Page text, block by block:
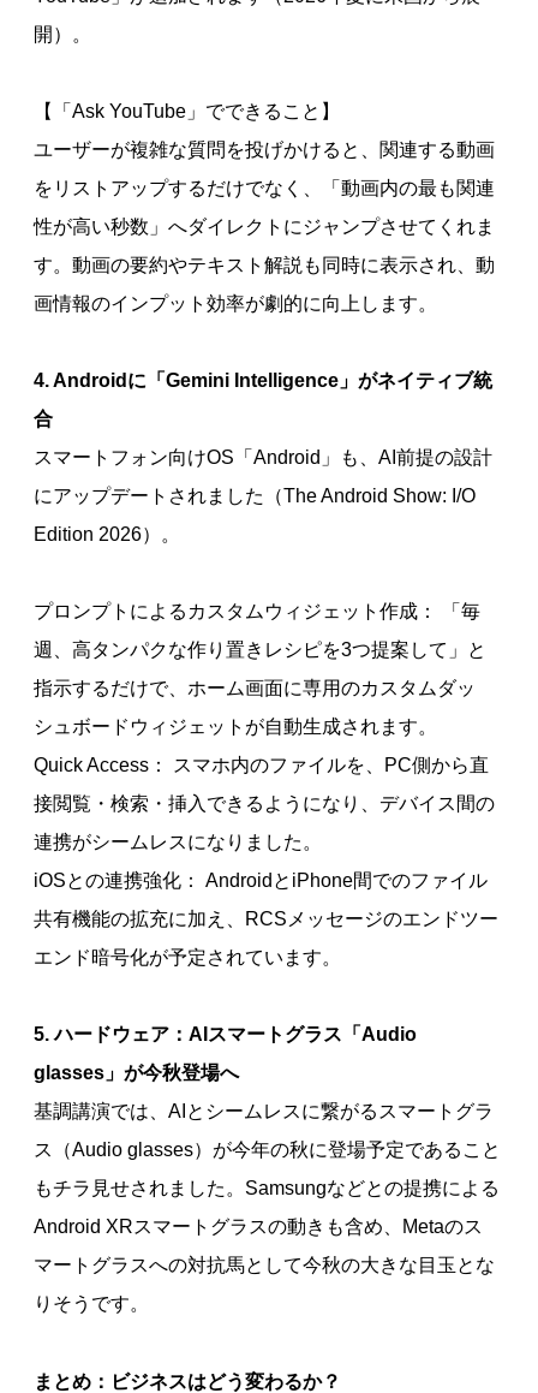
開）。
【「Ask YouTube」でできること】
ユーザーが複雑な質問を投げかけると、関連する動画
をリストアップするだけでなく、「動画内の最も関連
性が高い秒数」へダイレクトにジャンプさせてくれま
す。動画の要約やテキスト解説も同時に表示され、動
画情報のインプット効率が劇的に向上します。
4. Androidに「Gemini Intelligence」がネイティブ統
合
スマートフォン向けOS「Android」も、AI前提の設計
にアップデートされました（The Android Show: I/O
Edition 2026）。
プロンプトによるカスタムウィジェット作成： 「毎
週、高タンパクな作り置きレシピを3つ提案して」と
指示するだけで、ホーム画面に専用のカスタムダッ
シュボードウィジェットが自動生成されます。
Quick Access： スマホ内のファイルを、PC側から直
接閲覧・検索・挿入できるようになり、デバイス間の
連携がシームレスになりました。
iOSとの連携強化： AndroidとiPhone間でのファイル
共有機能の拡充に加え、RCSメッセージのエンドツー
エンド暗号化が予定されています。
5. ハードウェア：AIスマートグラス「Audio
glasses」が今秋登場へ
基調講演では、AIとシームレスに繋がるスマートグラ
ス（Audio glasses）が今年の秋に登場予定であること
もチラ見せされました。Samsungなどとの提携による
Android XRスマートグラスの動きも含め、Metaのス
マートグラスへの対抗馬として今秋の大きな目玉とな
りそうです。
まとめ：ビジネスはどう変わるか？